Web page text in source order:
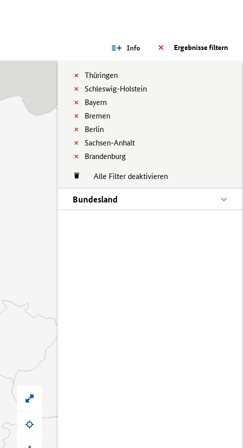
Ergebnisse filtern
Info
Thüringen
Schleswig-Holstein
Bayern
Bremen
Berlin
Sachsen-Anhalt
Brandenburg
Alle Filter deaktivieren
Bundesland